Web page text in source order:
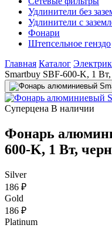
Удлинители без
Удлинители с
Фонари
Штепсельное генздо
Главная Каталог
Smartbuy SBF-600-K, 1
Суперцена В наличии
Фонарь
600-K, 1 Вт,
Silver
186 ₽
Gold
186 ₽
Platinum